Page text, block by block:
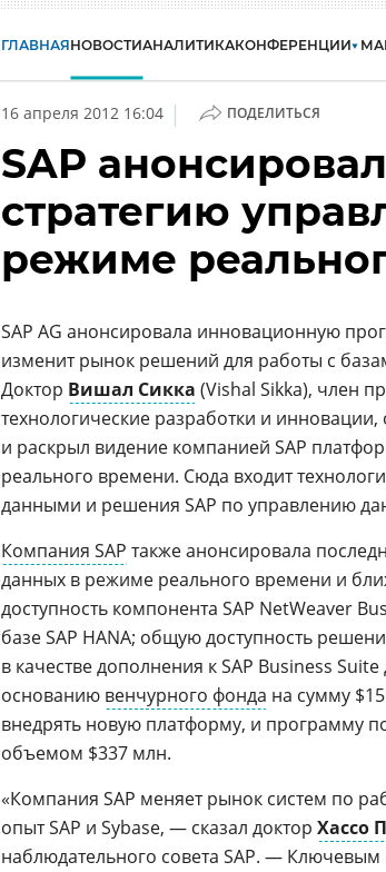
ГЛАВНАЯНОВОСТИАНАЛИТИКАКОНФЕРЕНЦИИ
16 апреля 2012 16:04 | ПОДЕЛИТЬСЯ
SAP
стратегию
режиме
SAP AG анонсировала инновационную
изменит рынок решений для работы с
Доктор Вишал Сикка (Vishal Sikka), член
технологические разработки и
и раскрыл видение компанией SAP
реального времени. Сюда входит
данными и решения SAP по управлению
Компания SAP также анонсировала
данных в режиме реального времени и
доступность компонента SAP NetWeaver
базе SAP HANA; общую доступность
в качестве дополнения к SAP Business
основанию венчурного фонда на сумму
внедрять новую платформу, и программу
объемом $337 млн.
«Компания SAP меняет рынок систем по
опыт SAP и Sybase, — сказал доктор Хассо
наблюдательного совета SAP. —